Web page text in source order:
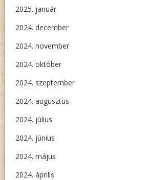
2025. január
2024. december
2024. november
2024. október
2024. szeptember
2024. augusztus
2024. július
2024. június
2024. május
2024. április